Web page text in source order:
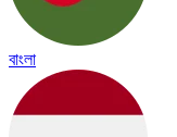
বাংলা